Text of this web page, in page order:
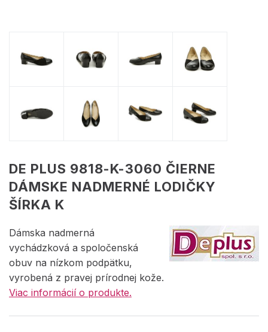
DE PLUS 9818-K-3060 ČIERNE
DÁMSKE NADMERNÉ LODIČKY
ŠÍRKA K
Dámska nadmerná
vychádzková a spoločenská
obuv na nízkom podpätku,
vyrobená z pravej prírodnej kože.
Viac informácií o produkte.